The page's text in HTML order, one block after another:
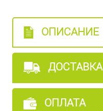
ОПИСАНИЕ
ДОСТАВКА
ОПЛАТА